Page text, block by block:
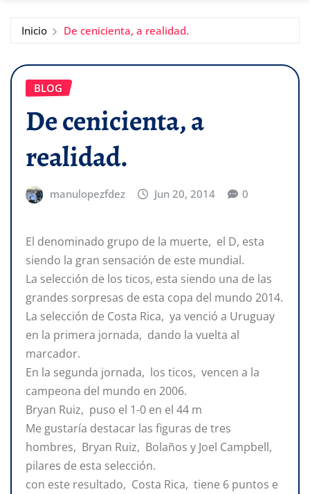
Inicio De cenicienta, a realidad.
BLOG
De cenicienta, a
realidad.
manulopezfdez Jun 20, 2014 0
El denominado grupo de la muerte, el D, esta
siendo la gran sensación de este mundial.
La selección de los ticos, esta siendo una de las
grandes sorpresas de esta copa del mundo 2014.
La selección de Costa Rica, ya venció a Uruguay
en la primera jornada, dando la vuelta al
marcador.
En la segunda jornada, los ticos, vencen a la
campeona del mundo en 2006.
Bryan Ruiz, puso el 1-0 en el 44 m
Me gustaría destacar las figuras de tres
hombres, Bryan Ruiz, Bolaños y Joel Campbell,
pilares de esta selección.
con este resultado, Costa Rica, tiene 6 puntos e